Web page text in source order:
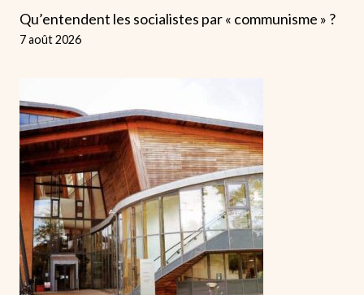
Qu’entendent les socialistes par « communisme » ?
7 août 2026